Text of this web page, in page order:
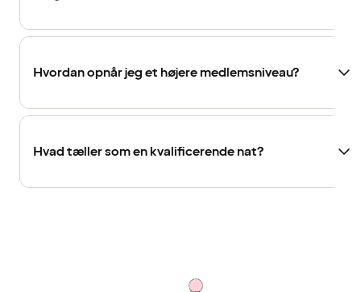
Hvordan opnår jeg et højere medlemsniveau?
Hvad tæller som en kvalificerende nat?